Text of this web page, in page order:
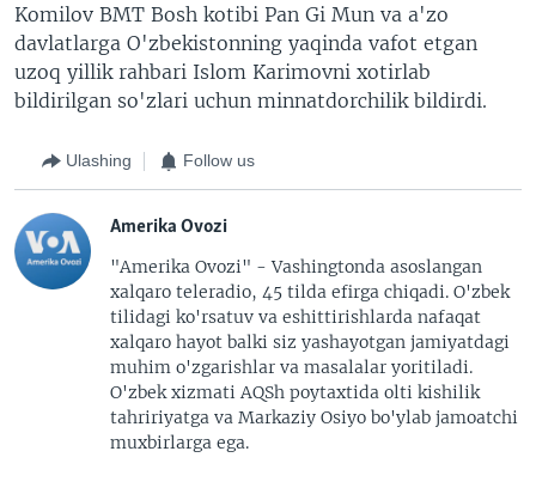
Komilov BMT Bosh kotibi Pan Gi Mun va a'zo
davlatlarga O'zbekistonning yaqinda vafot etgan
uzoq yillik rahbari Islom Karimovni xotirlab
bildirilgan so'zlari uchun minnatdorchilik bildirdi.
Ulashing Follow us
Amerika Ovozi
"Amerika Ovozi" - Vashingtonda asoslangan
xalqaro teleradio, 45 tilda efirga chiqadi. O'zbek
tilidagi ko'rsatuv va eshittirishlarda nafaqat
xalqaro hayot balki siz yashayotgan jamiyatdagi
muhim o'zgarishlar va masalalar yoritiladi.
O'zbek xizmati AQSh poytaxtida olti kishilik
tahririyatga va Markaziy Osiyo bo'ylab jamoatchi
muxbirlarga ega.